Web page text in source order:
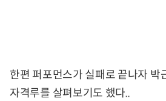
한편 퍼포먼스가 실패로 끝나자 박
자격루를 살펴보기도 했다..